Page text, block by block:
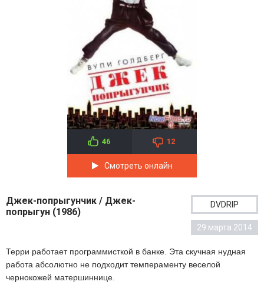
46 12
Смотреть онлайн
Джек-попрыгунчик / Джек-
попрыгун (1986)
DVDRIP
29 марта 2014
Терри работает программисткой в банке. Эта скучная нудная
работа абсолютно не подходит темпераменту веселой
чернокожей матершиннице.